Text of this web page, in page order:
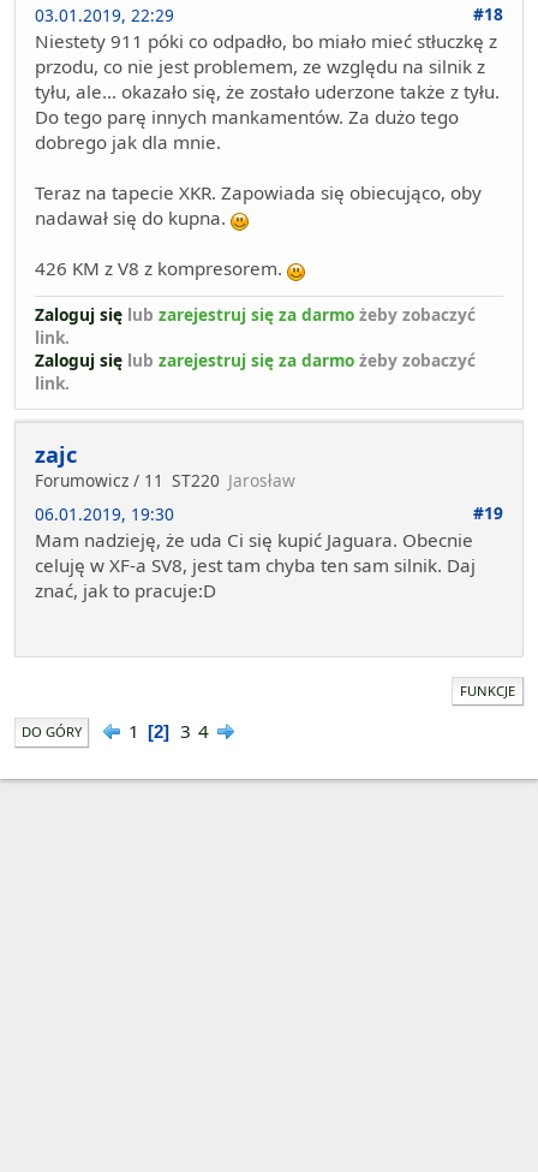
03.01.2019, 22:29
#18
Niestety 911 póki co odpadło, bo miało mieć stłuczkę z
przodu, co nie jest problemem, ze względu na silnik z
tyłu, ale... okazało się, że zostało uderzone także z tyłu.
Do tego parę innych mankamentów. Za dużo tego
dobrego jak dla mnie.
Teraz na tapecie XKR. Zapowiada się obiecująco, oby
nadawał się do kupna.
426 KM z V8 z kompresorem.
Zaloguj się lub zarejestruj się za darmo żeby zobaczyć
link.
Zaloguj się lub zarejestruj się za darmo żeby zobaczyć
link.
zajc
Forumowicz / 11 ST220 Jarosław
06.01.2019, 19:30
#19
Mam nadzieję, że uda Ci się kupić Jaguara. Obecnie
celuję w XF-a SV8, jest tam chyba ten sam silnik. Daj
znać, jak to pracuje:D
FUNKCJE
DO GÓRY 1 2 3 4